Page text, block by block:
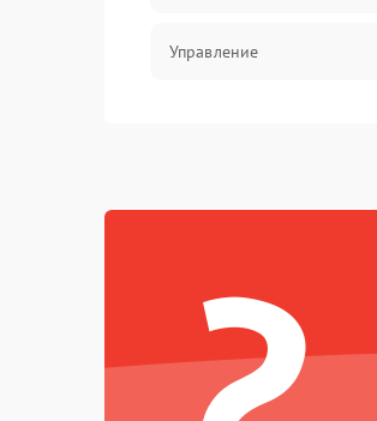
Управление
Электроника/Оптика